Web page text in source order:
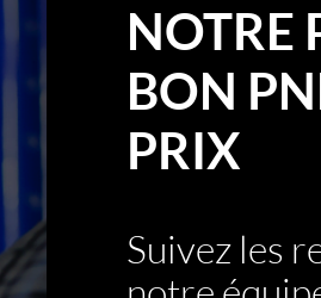
NOTRE
BON
PRIX
Suivez les